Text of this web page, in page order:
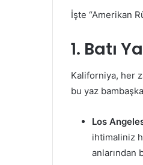
İşte “Amerikan
1. Batı
Kaliforniya, her
bu yaz
Los
ihtimaliniz
anlarından